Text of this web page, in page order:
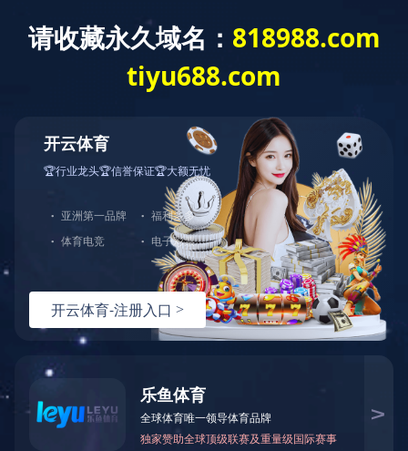
您的位置： 首页 > 半岛平台-半岛(中国)一站式服务平台
联系电话：07
31-85221278
传真：0731-8
5237898
电子邮箱：hn
xqzj@163.co
地址
湖南省长沙市
岳麓区潇湘南
路一段208号
柏宁地王广场
北栋5F